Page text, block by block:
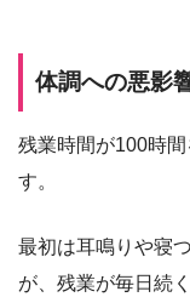
体調への悪影
残業時間が100時
す。
最初は耳鳴りや寝
が、残業が毎日続